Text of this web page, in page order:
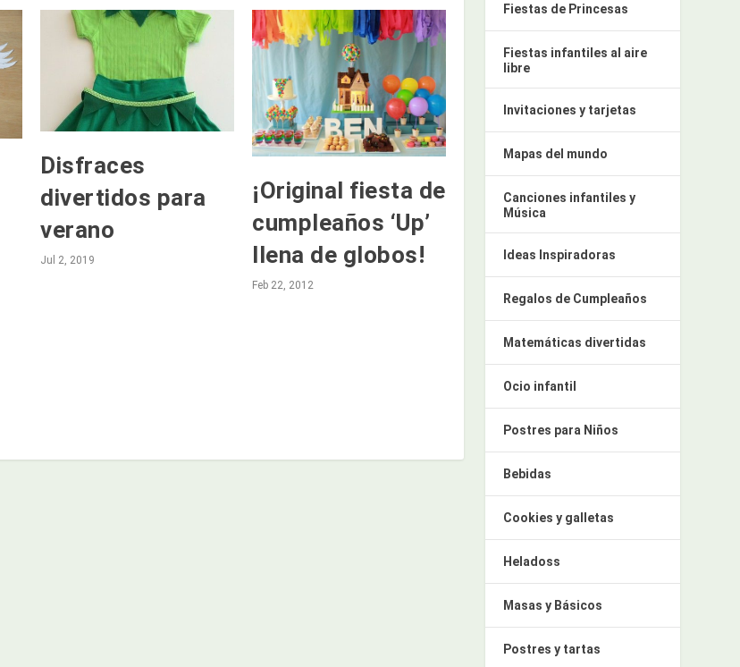
Disfraces
divertidos para
verano
Jul 2, 2019
¡Original fiesta de
cumpleaños ‘Up’
llena de globos!
Feb 22, 2012
Fiestas de Princesas
Fiestas infantiles al aire
libre
Invitaciones y tarjetas
Mapas del mundo
Canciones infantiles y
Música
Ideas Inspiradoras
Regalos de Cumpleaños
Matemáticas divertidas
Ocio infantil
Postres para Niños
Bebidas
Cookies y galletas
Heladoss
Masas y Básicos
Postres y tartas